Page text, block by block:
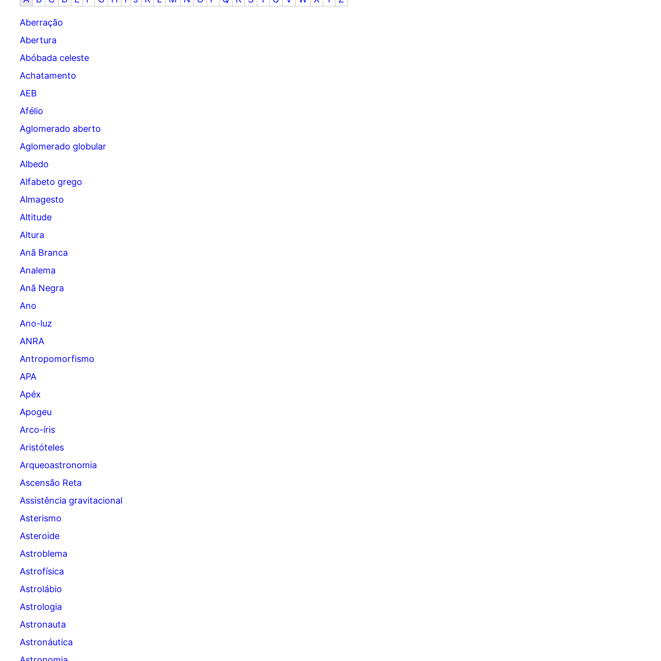
Aberração
Abertura
Abóbada celeste
Achatamento
AEB
Afélio
Aglomerado aberto
Aglomerado globular
Albedo
Alfabeto grego
Almagesto
Altitude
Altura
Anã Branca
Analema
Anã Negra
Ano
Ano-luz
ANRA
Antropomorfismo
APA
Apéx
Apogeu
Arco-íris
Aristóteles
Arqueoastronomia
Ascensão Reta
Assistência gravitacional
Asterismo
Asteroide
Astroblema
Astrofísica
Astrolábio
Astrologia
Astronauta
Astronáutica